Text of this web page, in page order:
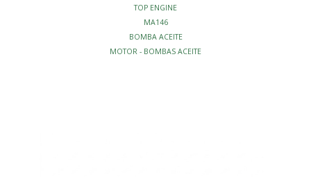
TOP ENGINE
MA146
BOMBA ACEITE
MOTOR - BOMBAS ACEITE